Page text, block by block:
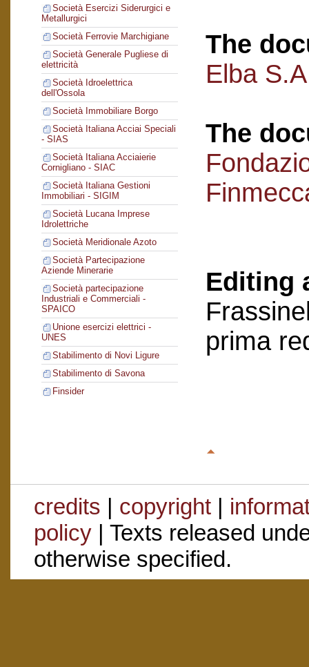
Società Esercizi Siderurgici e
Metallurgici
Società Ferrovie Marchigiane
Società Generale Pugliese di
elettricità
Società Idroelettrica
dell'Ossola
Società Immobiliare Borgo
Società Italiana Acciai Speciali
- SIAS
Società Italiana Acciaierie
Cornigliano - SIAC
Società Italiana Gestioni
Immobiliari - SIGIM
Società Lucana Imprese
Idrolettriche
Società Meridionale Azoto
Società Partecipazione
Aziende Minerarie
Società partecipazione
Industriali e Commerciali -
SPAICO
Unione esercizi elettrici -
UNES
Stabilimento di Novi Ligure
Stabilimento di Savona
Finsider
The
Elba
The
Editing
prima
credits | copyright|
policy| Texts released
otherwise specified.